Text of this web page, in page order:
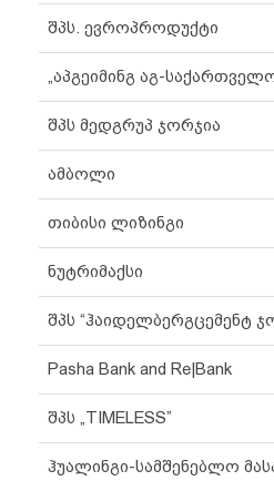
შპს. ევროპროდუქტი
„აპგეიმინგ აგ-
შპს მედგრუპ ჯორჯია
ამბოლი
თიბისი ლიზინგი
ნუტრიმაქსი
შპს “ჰაიდელბერგცემენტ
Pasha Bank and Re|Bank
შპს „TIMELESS”
ჰუალინგი-სამშენებლო